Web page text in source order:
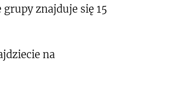
znajduje się 15
na